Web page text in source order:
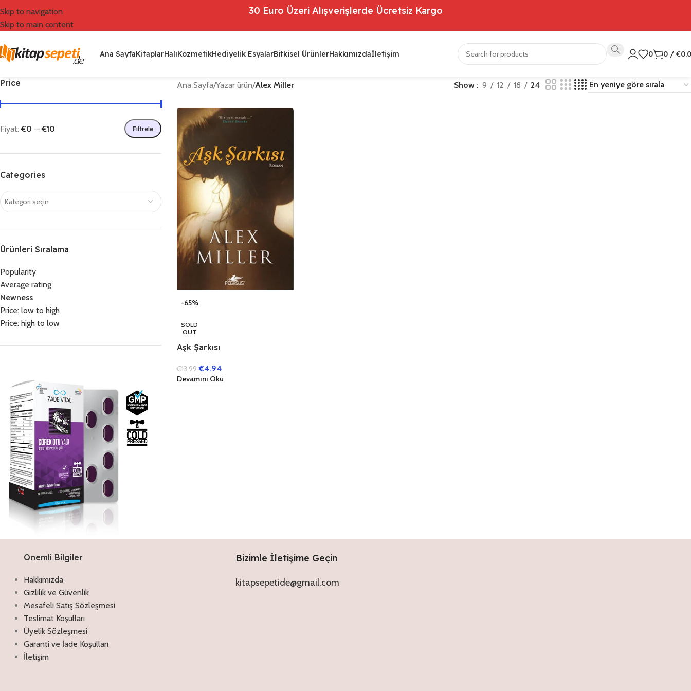
Skip to navigation
Skip to main content
30 Euro Üzeri Alışverişlerde Ücretsiz Kargo
Ana SayfaKitaplarHalıKozmetikHediyelik EsyalarBitkisel ÜrünlerHakkımızdaİletişim 0 0 / €
Price
Filtrele
Fiyat:€0 —€10
Categories
Kategori seçin
Ürünleri Sıralama
Popularity
Average rating
Newness
Price: low to high
Price: high to low
Discount off 20%
Çörekotu Yağı Kapsül
Antimikrobiyal ve antioksidan
özellikleriyle akne, egzama, sedef gibi
rahatsızlıklar için tercih edilebilir. Kıl veya
gözeneklerin tıkanmasıyla oluşan
komedonları oluşturma etkisi olmadığı
için rahatlıkla kullanılabilir. İçeriğindeki
vitamin ve mineraller sayesinde cilt
yenilenmesine yardımcı olur
Ana Sayfa/Yazar ürün/Alex Miller Show 9 12 18 24
-65%
SOLD
OUT
Aşk Şarkısı
€13.99 €4.94
Devamını Oku
Onemli Bilgiler
Hakkımızda
Gizlilik ve Güvenlik
Mesafeli Satış Sözleşmesi
Teslimat Koşulları
Üyelik Sözleşmesi
Garanti ve İade Koşulları
İletişim
Bizimle İletişime Geçin
kitapsepetide@gmail.com